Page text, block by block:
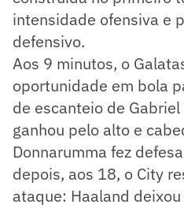
intensidade ofensiva e
defensivo.
Aos 9 minutos, o
oportunidade em bola
de escanteio de
ganhou pelo alto e
Donnarumma fez
depois, aos 18, o City
ataque: Haaland